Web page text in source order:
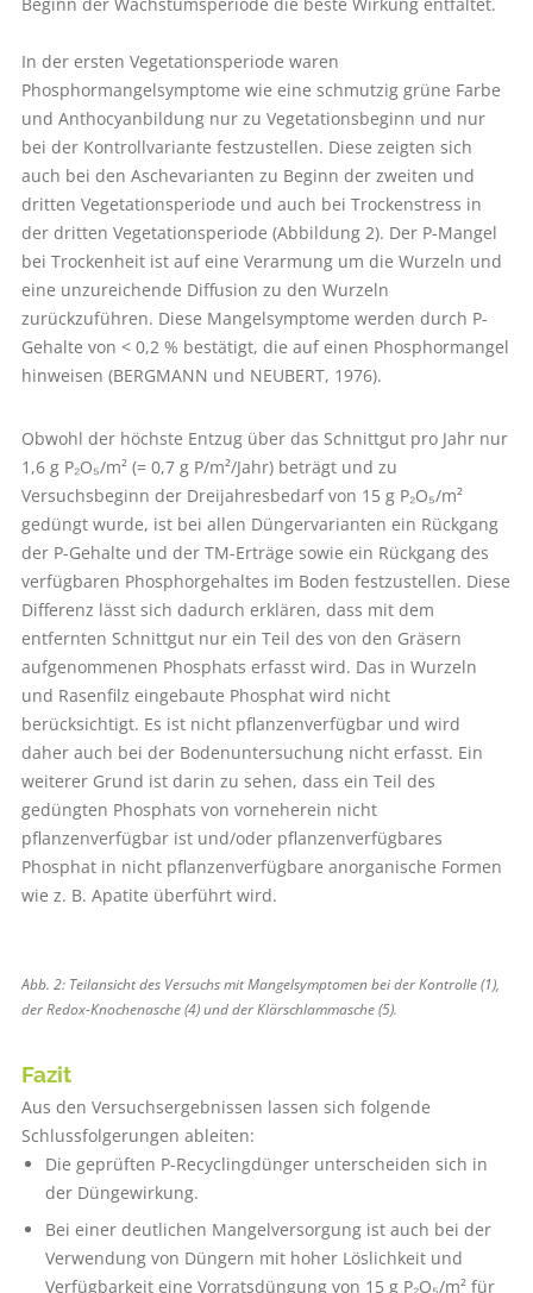
Beginn der Wachstumsperiode die beste Wirkung entfaltet.
In der ersten Vegetationsperiode waren
Phosphormangelsymptome wie eine schmutzig grüne Farbe
und Anthocyanbildung nur zu Vegetationsbeginn und nur
bei der Kontrollvariante festzustellen. Diese zeigten sich
auch bei den Aschevarianten zu Beginn der zweiten und
dritten Vegetationsperiode und auch bei Trockenstress in
der dritten Vegetationsperiode (Abbildung 2). Der P-Mangel
bei Trockenheit ist auf eine Verarmung um die Wurzeln und
eine unzureichende Diffusion zu den Wurzeln
zurückzuführen. Diese Mangelsymptome werden durch P-
Gehalte von < 0,2 % bestätigt, die auf einen Phosphormangel
hinweisen (BERGMANN und NEUBERT, 1976).
Obwohl der höchste Entzug über das Schnittgut pro Jahr nur
1,6 g P₂O₅/m² (= 0,7 g P/m²/Jahr) beträgt und zu
Versuchsbeginn der Dreijahresbedarf von 15 g P₂O₅/m²
gedüngt wurde, ist bei allen Düngervarianten ein Rückgang
der P-Gehalte und der TM-Erträge sowie ein Rückgang des
verfügbaren Phosphorgehaltes im Boden festzustellen. Diese
Differenz lässt sich dadurch erklären, dass mit dem
entfernten Schnittgut nur ein Teil des von den Gräsern
aufgenommenen Phosphats erfasst wird. Das in Wurzeln
und Rasenfilz eingebaute Phosphat wird nicht
berücksichtigt. Es ist nicht pflanzenverfügbar und wird
daher auch bei der Bodenuntersuchung nicht erfasst. Ein
weiterer Grund ist darin zu sehen, dass ein Teil des
gedüngten Phosphats von vorneherein nicht
pflanzenverfügbar ist und/oder pflanzenverfügbares
Phosphat in nicht pflanzenverfügbare anorganische Formen
wie z. B.­ Apatite überführt wird.
Abb. 2: Teilansicht des Versuchs mit Mangelsymptomen bei der Kontrolle (1),
der Redox-Knochenasche (4) und der Klärschlammasche (5).
Fazit
Aus den Versuchsergebnissen lassen sich folgende
Schlussfolgerungen ableiten:
Die geprüften P-Recyclingdünger unterscheiden sich in
der Düngewirkung.
Bei einer deutlichen Mangelversorgung ist auch bei der
Verwendung von Düngern mit hoher Löslichkeit und
Verfügbarkeit eine Vorratsdüngung von 15 g P₂O₅/m² für